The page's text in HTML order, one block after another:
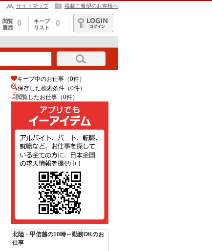
サイトマップ 掲載ご希望のお客様へ
閲覧
履歴
0
キープ
リスト
0
ログイン
キープ中のお仕事（0件）
保存した検索条件（0件）
閲覧したお仕事（0件）
北陸・甲信越の10時～勤務OKのお
仕事